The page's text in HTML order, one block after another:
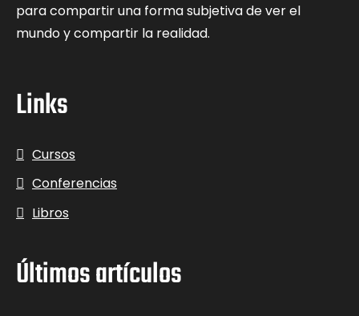
para compartir una forma subjetiva de ver el
mundo y compartir la realidad.
Links
Cursos
Conferencias
Libros
Últimos artículos